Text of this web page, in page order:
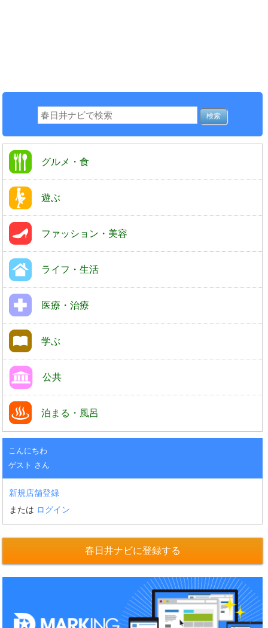
グルメ・食
遊ぶ
ファッション・美容
ライフ・生活
医療・治療
学ぶ
公共
泊まる・風呂
こんにちわ
ゲスト さん
新規店舗登録
または ログイン
春日井ナビに登録する